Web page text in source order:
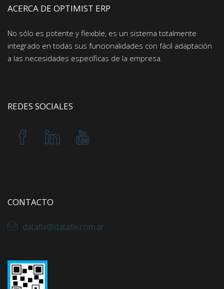
ACERCA DE OPTIMIST ERP
No sólo es potente y flexible, es un sistema totalmente
integrado en todas sus funcionalidades con fácil adaptación
a las necesidades específicas de la empresa.
REDES SOCIALES
CONTACTO
datafix@datafix.com.ar